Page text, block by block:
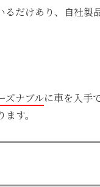
だけあり、
自社製
ズナブルに車を入手
す。